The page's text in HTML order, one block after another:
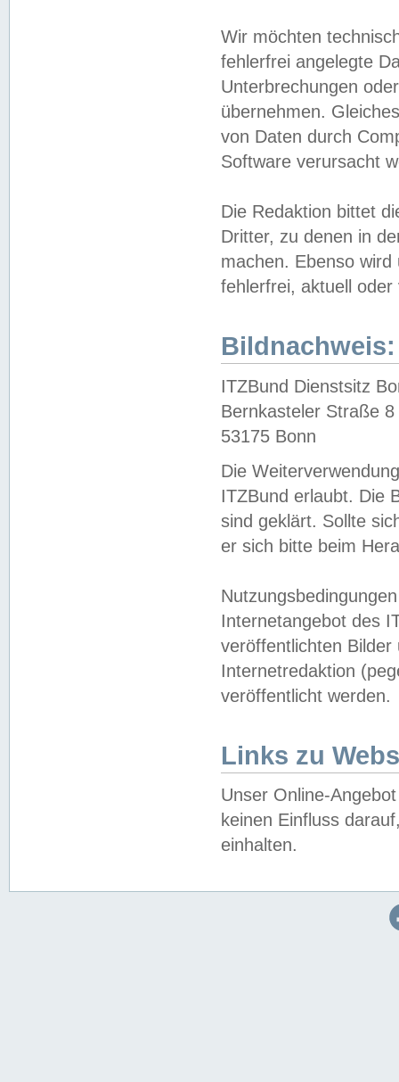
Wir möchten
fehlerfrei angelegte
Unterbrechungen
übernehmen.
von Daten durch
Software verursacht
Die Redaktion bittet
Dritter, zu denen in
machen. Ebenso
fehlerfrei, aktuell oder
Bildnachweis:
ITZBund Dienstsitz
Bernkasteler Straße 8
53175 Bonn
Die
ITZBund erlaubt. Die
sind geklärt. Sollte
er sich bitte beim
Internetangebot des
veröffentlichten
Internetredaktion
veröffentlicht werden.
Links zu
Unser Online-
keinen Einfluss
einhalten.